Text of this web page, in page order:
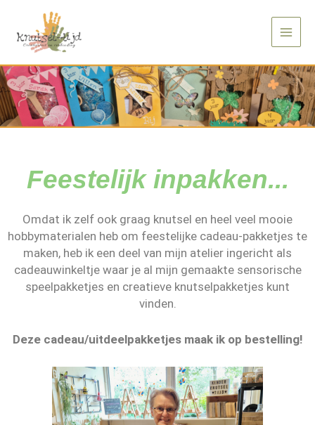
Main
Feestelijk inpakken...
Omdat ik zelf ook graag knutsel en heel veel mooie
hobbymaterialen heb om feestelijke cadeau-pakketjes te
maken, heb ik een deel van mijn atelier ingericht als
cadeauwinkeltje waar je al mijn gemaakte sensorische
speelpakketjes en creatieve knutselpakketjes kunt
vinden.
Deze cadeau/uitdeelpakketjes maak ik op bestelling!